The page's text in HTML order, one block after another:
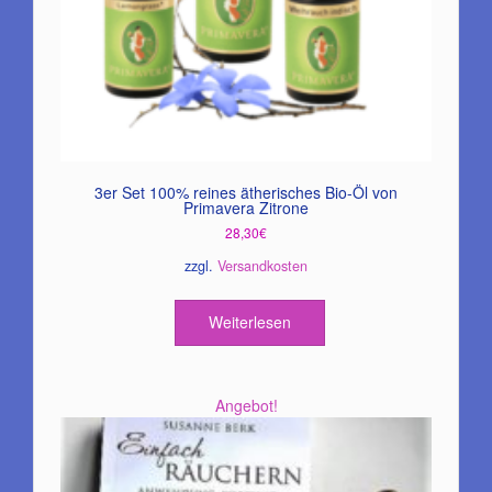
3er Set 100% reines ätherisches Bio-Öl von
Primavera Zitrone
28,30€
zzgl. Versandkosten
Weiterlesen
Angebot!